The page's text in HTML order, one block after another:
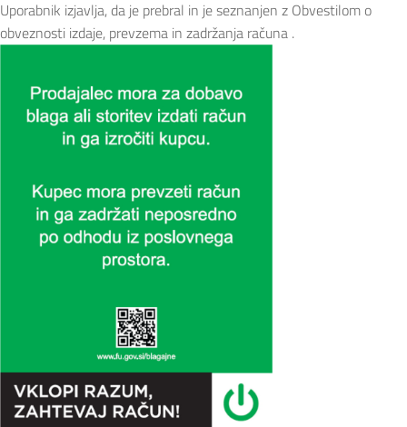
Uporabnik izjavlja, da je prebral in je seznanjen z Obvestilom o
obveznosti izdaje, prevzema in zadržanja računa .